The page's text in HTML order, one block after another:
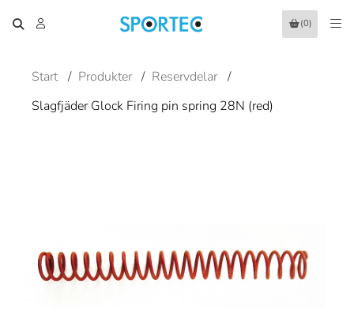
(0)
Start / Produkter / Reservdelar /
Slagfjäder Glock Firing pin spring 28N (red)